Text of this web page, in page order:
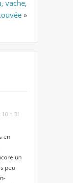
vache,
»
h 31
en
un
peu